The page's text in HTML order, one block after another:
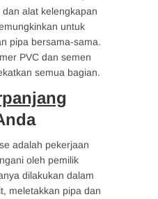
alat kelengkapan
untuk
pipa bersama-sama.
PVC dan semen
semua bagian.
adalah pekerjaan
oleh pemilik
dilakukan dalam
meletakkan pipa dan